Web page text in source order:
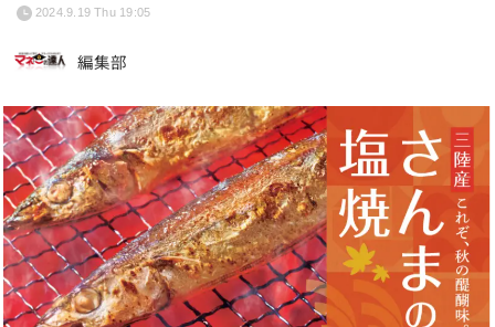
2024.9.19 Thu 19:05
編集部